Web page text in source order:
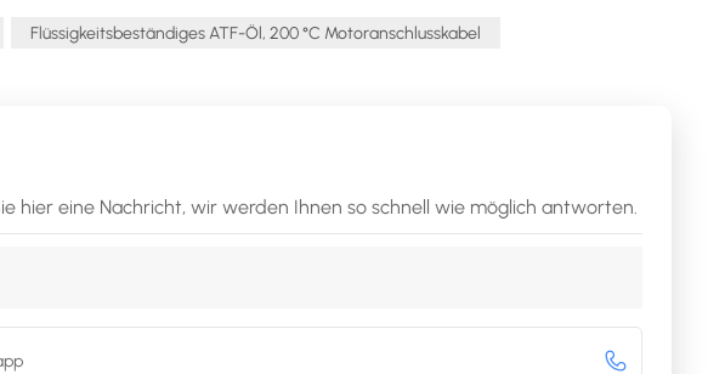
Flüssigkeitsbeständiges ATF-Öl, 200 °C Motoranschlusskabel
hier eine Nachricht, wir werden Ihnen so schnell wie möglich antworten.